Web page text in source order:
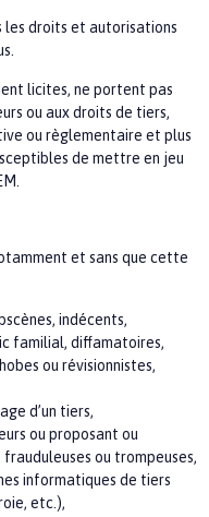
les droits et autorisations
licites, ne portent pas
ou aux droits de tiers,
ou règlementaire et plus
de mettre en jeu
et sans que cette
indécents,
familial, diffamatoires,
ou révisionnistes,
d’un tiers,
ou proposant ou
ou trompeuses,
informatiques de tiers
etc.),